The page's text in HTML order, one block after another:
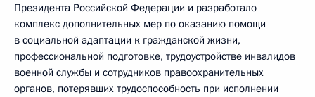
Президента Российской Федерации и разработало
комплекс дополнительных мер по оказанию помощи
в социальной адаптации к гражданской жизни,
профессиональной подготовке, трудоустройстве инвалидов
военной службы и сотрудников правоохранительных
органов, потерявших трудоспособность при исполнении